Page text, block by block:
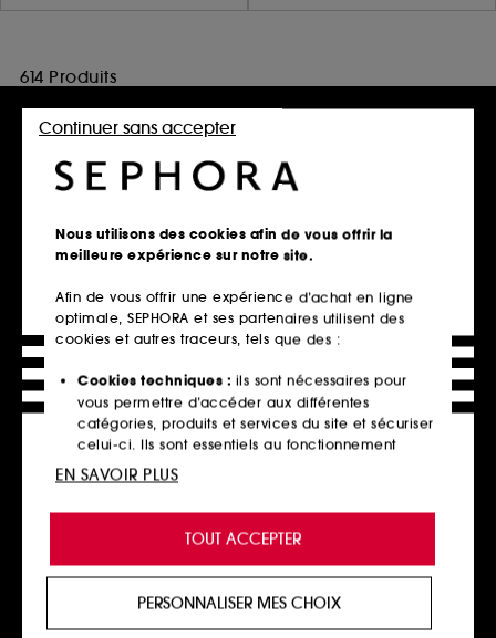
614 Produits
Accueil Nouveautés & Tendances
Nouveautés par catégorie
Click & Collect en 2h offert
En savoir plus
Livraison standard offerte
à domicile dès 60€ en France
métropolitaine et Monaco
Explorer l'offre
Paiements sécurisés
et paiements en plusieurs fois
En savoir plus
Nous utilisons des cookies afin de vous offrir la
meilleure expérience sur notre site.
Afin de vous offrir une expérience d’achat en ligne
optimale, SEPHORA et ses partenaires utilisent des
cookies et autres traceurs, tels que des :
Cookies techniques : ils sont nécessaires pour
vous permettre d’accéder aux différentes
catégories, produits et services du site et sécuriser
celui-ci. Ils sont essentiels au fonctionnement
technique du site et ne peuvent être désactivés.
de vous offrir une expérience enrichie et
personnalisée en vous recommandant des
produits, des services et des contenus qui
proposer des offres promotionnelles adaptées à
votre profil.
TOUT ACCEPTER
Continuer sans accepter
PERSONNALISER MES CHOIX
EN SAVOIR PLUS